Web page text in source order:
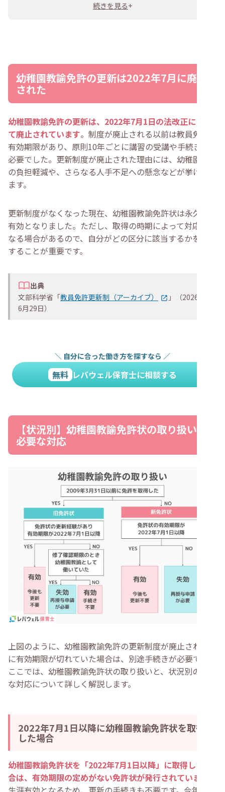
・現場を離れていた方も復帰しやすくなる
・保育士が認定こども園に勤務しやすくなる
・ 幼稚園教諭の転職は専門エージェントにご相談ください
・幼稚園教諭免許の更新に関してよくある質問
すか？
・幼稚園教諭免許状は旧姓のままで更新できますか？
・まとめ
続きを見る+
幼稚園教諭免許の更新は2022年7月に廃止
された
幼稚園教諭免許の更新は、2022年7月1日の法改正によっ
て廃止されています。制度が廃止される以前は教員免許に
有効期限があり、原則10年ごとに講習の受講や手続きが
必要でした。更新制度が廃止された理由には、幼稚園教諭
の負担軽減や、さらなる人手不足への懸念などが挙げられ
ます。
更新制度がなくなった現在、幼稚園教諭免許状は永久的に
有効となりました。ただし、取得の時期によって対応が異
なる場合があるので、自分がどの区分に該当するかを確認
することが重要です。
出典
文部科学省「教員免許更新制（アーカイブ）
」（2026年
6月29日）
＼ 自分に合った働き方を探すなら ／
無料 レバウェル保育士に相談する
【状況別】幼稚園教諭免許状の取り扱い・
必要な対応
上図のように、幼稚園教諭免許の更新制度が廃止される前
に有効期限が切れていた場合は、別途手続きが必要です。
ここでは、幼稚園教諭免許状の取り扱いと、状況別の必要
な対応について詳しく解説します。
2022年7月1日以降に幼稚園教諭免許状を取得
した場合
幼稚園教諭免許状を「2022年7月1日以降」に取得した場
合は、有効期限の定めがない免許状が発行されています